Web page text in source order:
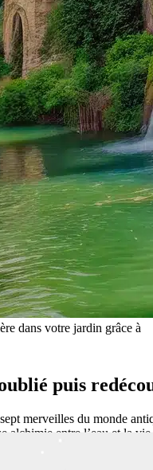
dans votre jardin grâce à
puis
merveilles du monde
alchimie entre l’eau et la